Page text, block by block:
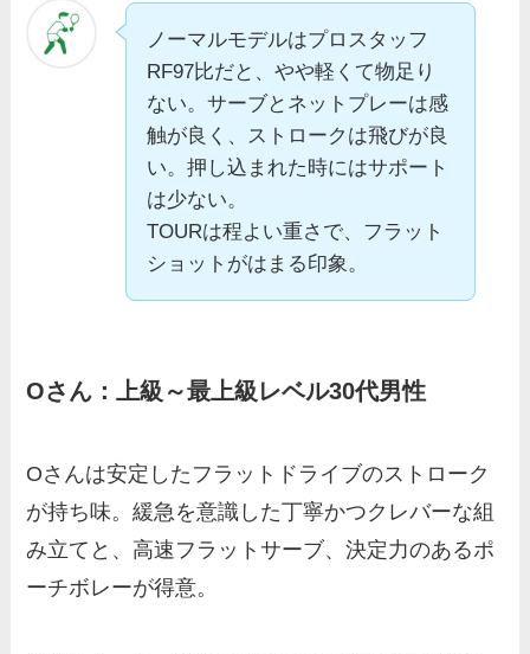
ノーマルモデルはプロスタッフ
RF97比だと、やや軽くて物足り
ない。サーブとネットプレーは感
触が良く、ストロークは飛びが良
い。押し込まれた時にはサポート
は少ない。
TOURは程よい重さで、フラット
ショットがはまる印象。
Oさん：上級～最上級レベル30代男性
Oさんは安定したフラットドライブのストローク
が持ち味。緩急を意識した丁寧かつクレバーな組
み立てと、高速フラットサーブ、決定力のあるポ
ーチボレーが得意。